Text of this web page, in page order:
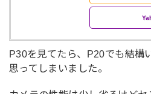
P30を見てたら、P20でも結構
思ってしまいました。